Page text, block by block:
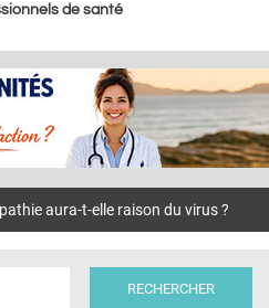
de santé
aura-t-elle raison du virus ?